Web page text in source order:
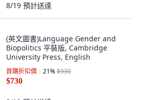
8/19 預計送達
(英文圖書)Language Gender and
Biopolitics 平裝版, Cambridge
University Press, English
首購折扣價 21%$930
$730